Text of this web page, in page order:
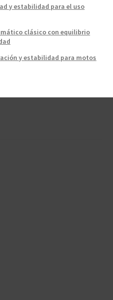
y estabilidad para el uso
clásico con equilibrio
y estabilidad para motos